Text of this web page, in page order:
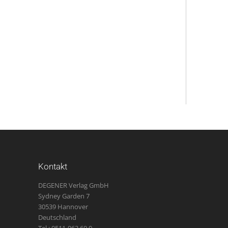
Kontakt
DEGENER Verlag GmbH
Sydney Garden 7
30539 Hannover
Deutschland